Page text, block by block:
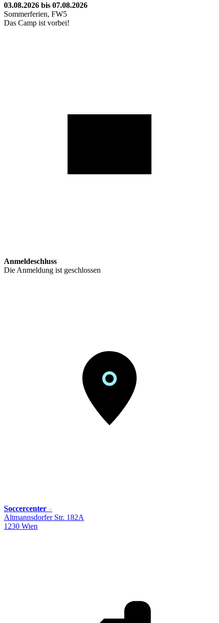
03.08.2026 bis 07.08.2026
Sommerferien, FW5
Das Camp ist vorbei!
Anmeldeschluss
Die Anmeldung ist geschlossen
Soccercenter »
Altmannsdorfer Str. 182A
1230 Wien